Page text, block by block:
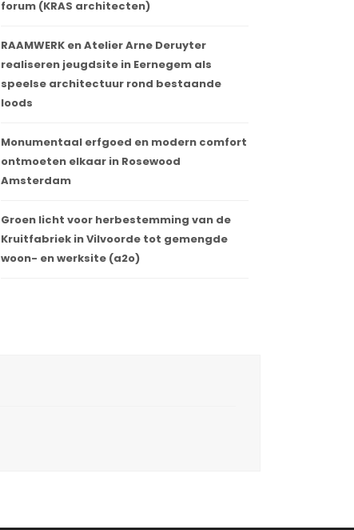
forum (KRAS architecten)
RAAMWERK en Atelier Arne Deruyter
realiseren jeugdsite in Eernegem als
speelse architectuur rond bestaande
loods
Monumentaal erfgoed en modern comfort
ontmoeten elkaar in Rosewood
Amsterdam
Groen licht voor herbestemming van de
Kruitfabriek in Vilvoorde tot gemengde
woon- en werksite (a2o)